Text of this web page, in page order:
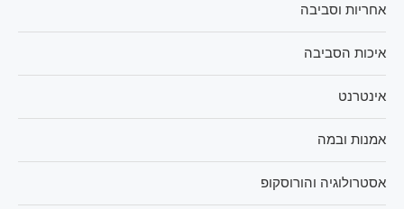
אחריות וסביבה
איכות הסביבה
אינטרנט
אמנות ובמה
אסטרולוגיה והורוסקופ